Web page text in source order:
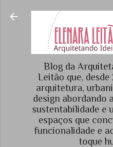
Pular para o
Blog da
Leitão que,
arquitetura,
design abordando
sustentabilidade e
espaços que
funcionalidade e
toque